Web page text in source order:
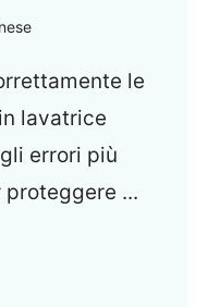
le
lavatrice
errori più
...